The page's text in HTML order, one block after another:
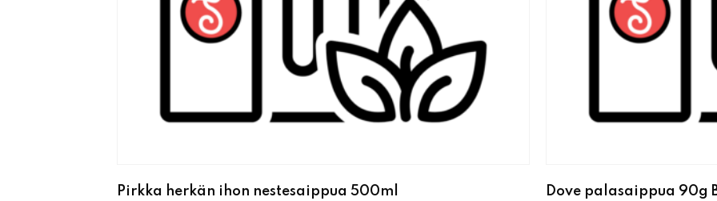
Pirkka herkän ihon nestesaippua 500ml Dove palasaippua 90g